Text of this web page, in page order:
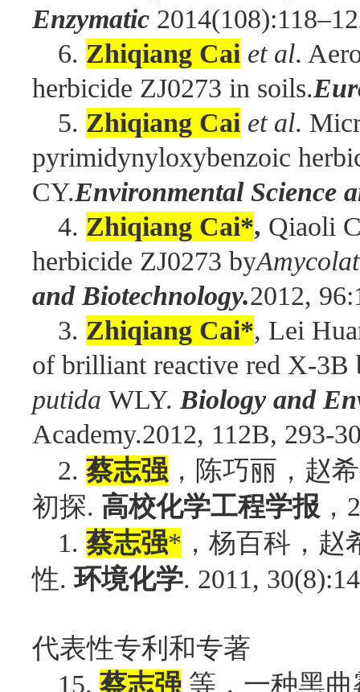
Enzymatic
6. Zhiqiang Cai et al.
herbicide ZJ0273 in soils.
5. Zhiqiang Cai et al.
pyrimidynyloxybenzoic
CY.Environmental Science
4. Zhiqiang Cai*, Qiaoli
herbicide ZJ0273 by
and Biotechnology.2012,
3. Zhiqiang Cai*, Lei
of brilliant reactive red X-3B
putida WLY. Biology and
Academy.2012, 112B, 293-
2. 蔡志强 ，陈巧丽，赵
初探. 高校化学工程学报 ，
1. 蔡志强* ，杨百科，赵
性.环境化学. 2011,
代表性专利和专著
15. 蔡志强 等， 一种黑